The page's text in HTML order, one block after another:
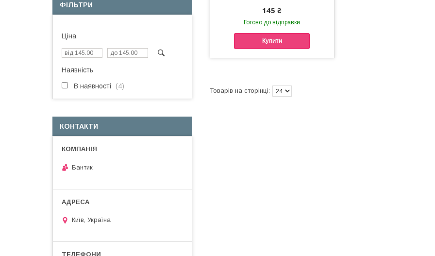
145 ₴
Готово до відправки
Купити
ФІЛЬТРИ
Ціна
Наявність
В наявності 4
КОНТАКТИ
Бантик
Київ, Україна